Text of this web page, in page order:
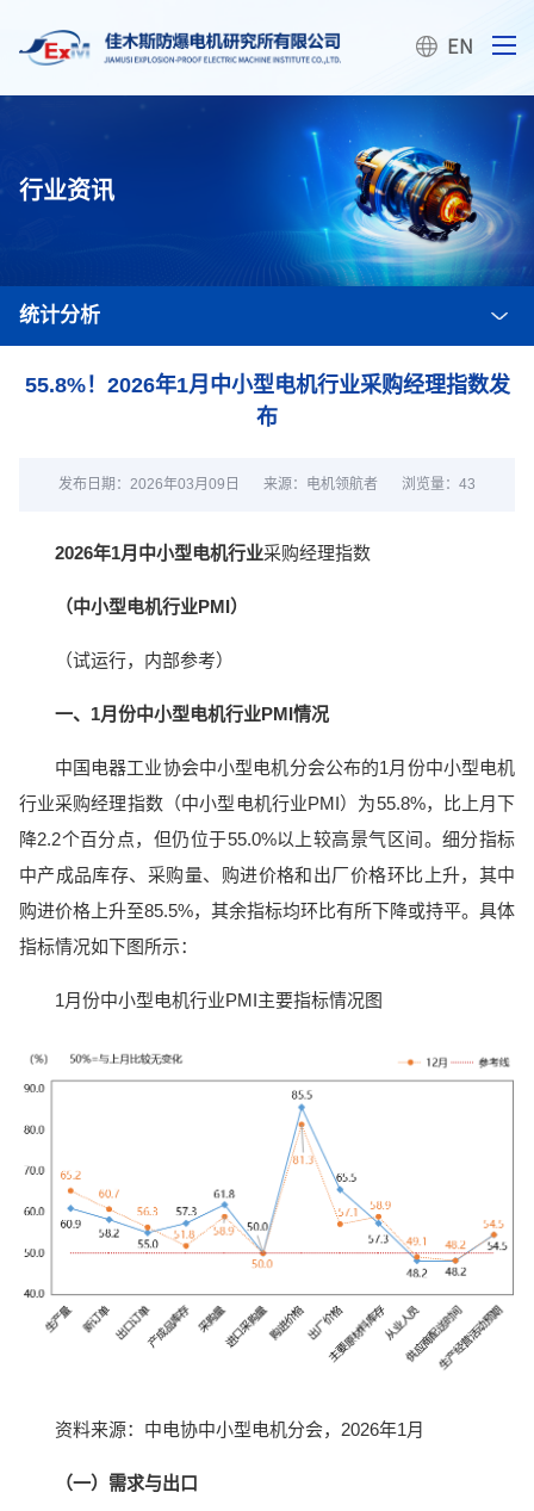
行业资讯
统计分析
55.8%！2026年1月中小型电机行业采购经理指数发
布
发布日期：2026年03月09日 来源：​电机领航者 浏览量： 43
2026年1月中小型电机行业采购经理指数
（中小型电机行业PMI）
（试运行，内部参考）
一、1月份中小型电机行业PMI情况
中国电器工业协会中小型电机分会公布的1月份中小型电机
行业采购经理指数（中小型电机行业PMI）为55.8%，比上月下
降2.2个百分点，但仍位于55.0%以上较高景气区间。细分指标
中产成品库存、采购量、购进价格和出厂价格环比上升，其中
购进价格上升至85.5%，其余指标均环比有所下降或持平。具体
指标情况如下图所示：
1月份中小型电机行业PMI主要指标情况图
资料来源：中电协中小型电机分会，2026年1月
（一）需求与出口